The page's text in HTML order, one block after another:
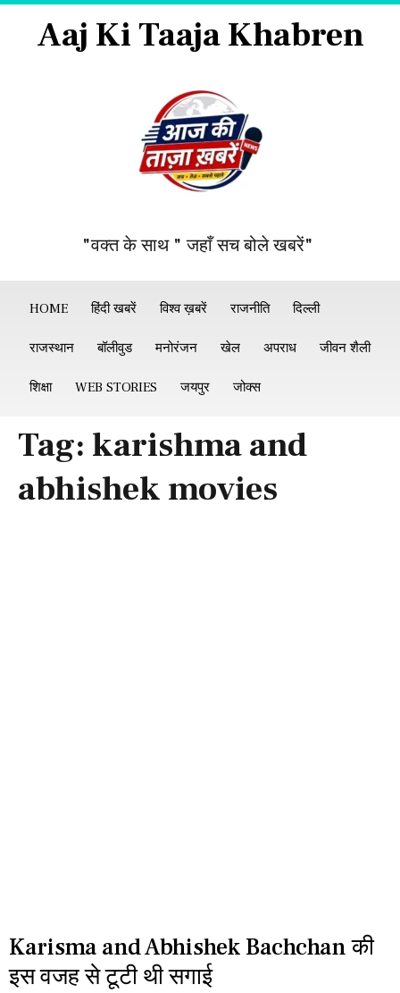
Aaj Ki Taaja Khabren
"वक्त के साथ " जहाँ सच बोले खबरें"
HOME हिंदी खबरें विश्व ख़बरें राजनीति दिल्ली
राजस्थान बॉलीवुड मनोरंजन खेल अपराध जीवन शैली
शिक्षा WEB STORIES जयपुर जोक्स
Tag: karishma and
abhishek movies
Karisma and Abhishek Bachchan की
इस वजह से टूटी थी सगाई